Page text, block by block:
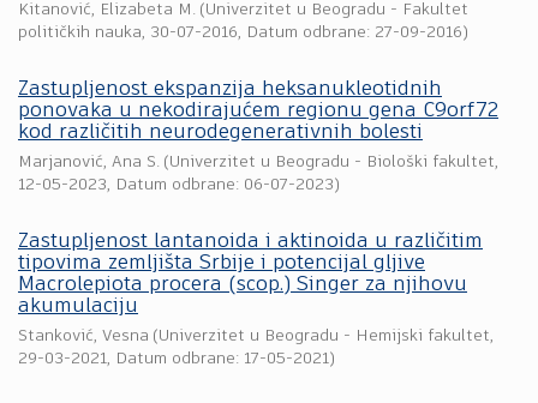
Kitanović, Elizabeta M. (Univerzitet u Beogradu - Fakultet
političkih nauka, 30-07-2016, Datum odbrane: 27-09-2016)
Zastupljenost ekspanzija heksanukleotidnih
ponovaka u nekodirajućem regionu gena C9orf72
kod različitih neurodegenerativnih bolesti
Marjanović, Ana S. (Univerzitet u Beogradu - Biološki fakultet,
12-05-2023, Datum odbrane: 06-07-2023)
Zastupljenost lantanoida i aktinoida u različitim
tipovima zemljišta Srbije i potencijal gljive
Macrolepiota procera (scop.) Singer za njihovu
akumulaciju
Stanković, Vesna (Univerzitet u Beogradu - Hemijski fakultet,
29-03-2021, Datum odbrane: 17-05-2021)